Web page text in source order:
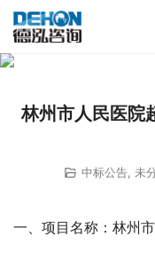
林州市人民医院
中标公告 未
一、项目名称：林州